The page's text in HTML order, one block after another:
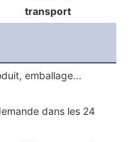
transport
emballage...